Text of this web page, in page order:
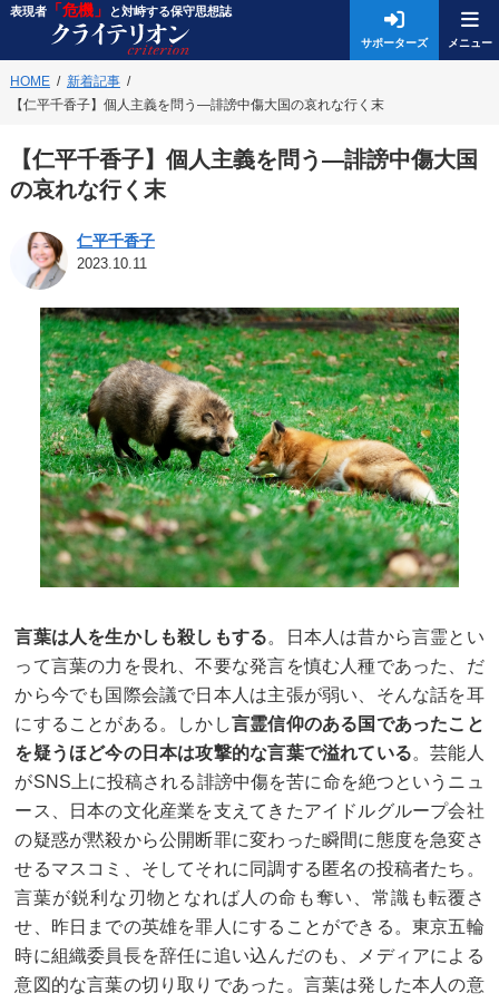
表現者「危機」 と対峙する保守思想誌
サポーターズ
HOME
新着記事
【仁平千香子】個人主義を問う―誹謗中傷大国の哀れな行く末
【仁平千香子】個人主義を問う―誹謗中傷大国
の哀れな行く末
仁平千香子
2023.10.11
言葉は人を生かしも殺しもする。日本人は昔から言霊とい
って言葉の力を畏れ、不要な発言を慎む人種であった、だ
から今でも国際会議で日本人は主張が弱い、そんな話を耳
にすることがある。しかし言霊信仰のある国であったこと
を疑うほど今の日本は攻撃的な言葉で溢れている。芸能人
がSNS上に投稿される誹謗中傷を苦に命を絶つというニュ
ース、日本の文化産業を支えてきたアイドルグループ会社
の疑惑が黙殺から公開断罪に変わった瞬間に態度を急変さ
せるマスコミ、そしてそれに同調する匿名の投稿者たち。
言葉が鋭利な刃物となれば人の命も奪い、常識も転覆さ
せ、昨日までの英雄を罪人にすることができる。東京五輪
時に組織委員長を辞任に追い込んだのも、メディアによる
意図的な言葉の切り取りであった。言葉は発した本人の意